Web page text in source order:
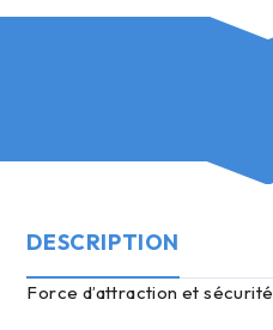
DESCRIPTION
force d’attraction et sécurité